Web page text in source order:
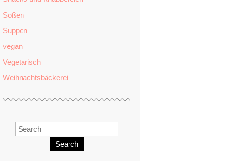
Soßen
Suppen
vegan
Vegetarisch
Weihnachtsbäckerei
Search